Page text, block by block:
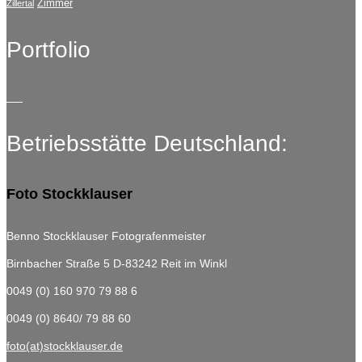
Zillertal Zimmer
Portfolio
Betriebsstätte Deutschland:
Foto Stockklauser
Benno Stockklauser Fotografenmeister
Birnbacher Straße 5 D-83242 Reit im Winkl
0049 (0) 160 970 79 88 6
0049 (0) 8640/ 79 88 60
foto(at)stockklauser.de